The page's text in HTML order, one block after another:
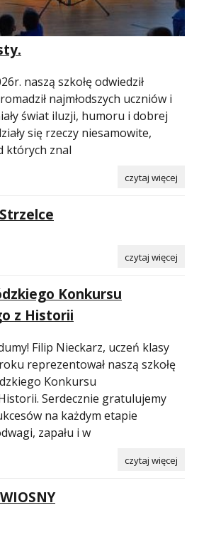
naszą szkołę odwiedził
najmłodszych uczniów i
świat iluzji, humoru i dobrej
się rzeczy niesamowite,
których znal
czytaj więcej
czytaj więcej
Konkursu
z Historii
Filip Nieckarz, uczeń klasy
reprezentował naszą szkołę
Konkursu
Serdecznie gratulujemy
na każdym etapie
zapału i w
czytaj więcej